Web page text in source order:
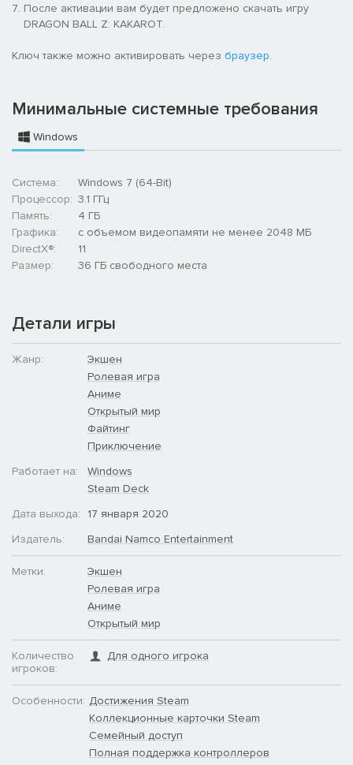
После активации вам будет предложено скачать игру
DRAGON BALL Z: KAKAROT.
Ключ также можно активировать через браузер.
Минимальные системные требования
Windows
Система:
Windows 7 (64-Bit)
Процессор: 3.1 ГГц
Память:
4 ГБ
Графика:
с объемом видеопамяти не менее 2048 МБ
DirectX®:
11
Размер:
36 ГБ свободного места
Детали игры
Жанр:
Экшен
Ролевая игра
Аниме
Открытый мир
Файтинг
Приключение
Работает на:
Windows
Steam Deck
Дата выхода:
17 января 2020
Издатель:
Bandai Namco Entertainment
Метки:
Экшен
Ролевая игра
Аниме
Открытый мир
Количество
игроков:
Для одного игрока
Особенности: Достижения Steam
Коллекционные карточки Steam
Семейный доступ
Полная поддержка контроллеров